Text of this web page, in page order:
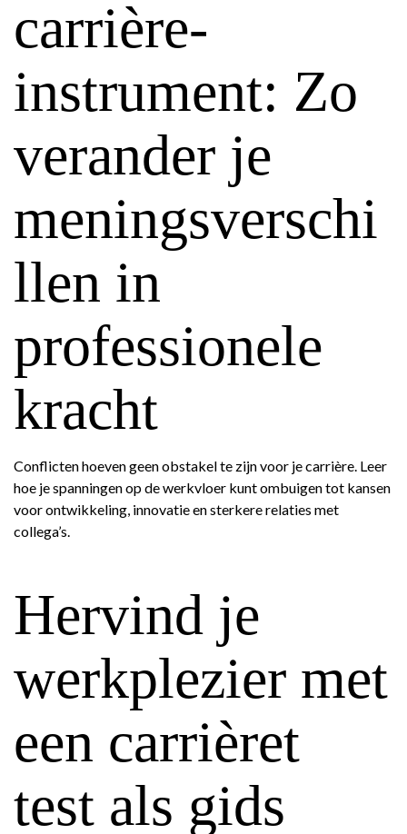
carrière-
instrument: Zo
verander je
meningsverschi
llen in
professionele
kracht
Conflicten hoeven geen obstakel te zijn voor je carrière. Leer
hoe je spanningen op de werkvloer kunt ombuigen tot kansen
voor ontwikkeling, innovatie en sterkere relaties met
collega’s.
Hervind je
werkplezier met
een carrièret
test als gids